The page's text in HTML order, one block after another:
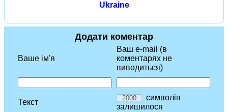
Ukraine
Додати коментар
Ваше ім'я
Ваш e-mail (в
коментарях не
виводиться)
Текст
символів
залишилося